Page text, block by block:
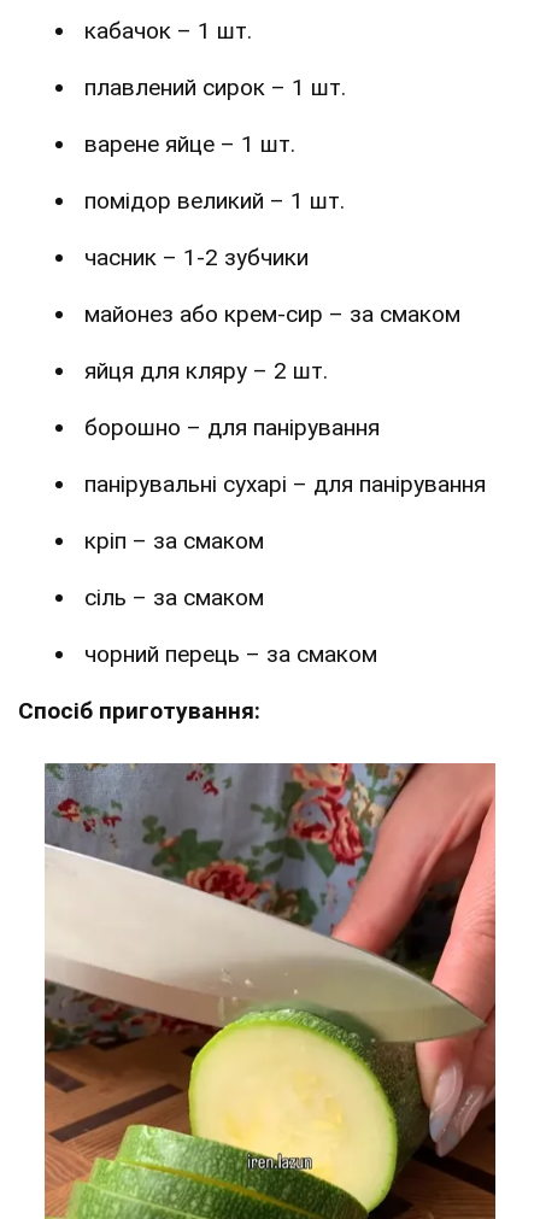
кабачок – 1 шт.
плавлений сирок – 1 шт.
варене яйце – 1 шт.
помідор великий – 1 шт.
часник – 1-2 зубчики
майонез або крем-сир – за смаком
яйця для кляру – 2 шт.
борошно – для панірування
панірувальні сухарі – для панірування
кріп – за смаком
сіль – за смаком
чорний перець – за смаком
Спосіб приготування: